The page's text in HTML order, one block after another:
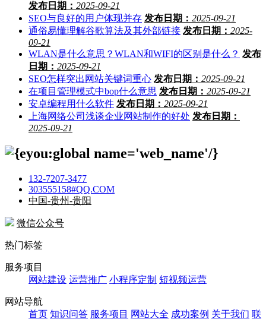
发布日期： 2025-09-21
SEO与良好的用户体现并存 发布日期： 2025-09-21
通俗易懂理解谷歌算法及其外部链接 发布日期： 2025-
09-21
WLAN是什么意思？WLAN和WIFI的区别是什么？ 发布
日期： 2025-09-21
SEO怎样突出网站关键词重心 发布日期： 2025-09-21
在项目管理模式中bop什么意思 发布日期： 2025-09-21
安卓编程用什么软件 发布日期： 2025-09-21
上海网络公司浅谈企业网站制作的好处 发布日期：
2025-09-21
132-7207-3477
303555158#QQ.COM
中国-贵州-贵阳
微信公众号
热门标签
服务项目
网站建设 运营推广 小程序定制 短视频运营
网站导航
首页 知识问答 服务项目 网站大全 成功案例 关于我们 联